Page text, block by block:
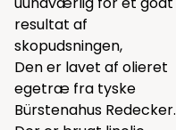
resultat af
skopudsningen,
Den er lavet af olieret
egetræ fra tyske
Bürstenahus Redecker.